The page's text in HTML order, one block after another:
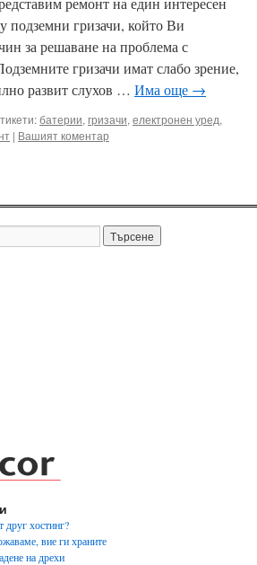
подземни гризачи, който Ви
за решаване на проблема с
гризачи имат слабо зрение,
развит слухов … Има още →
батерии, гризачи, електронен уред,
| Вашият коментар
друг хостинг?
вие ги храните
на дрехи